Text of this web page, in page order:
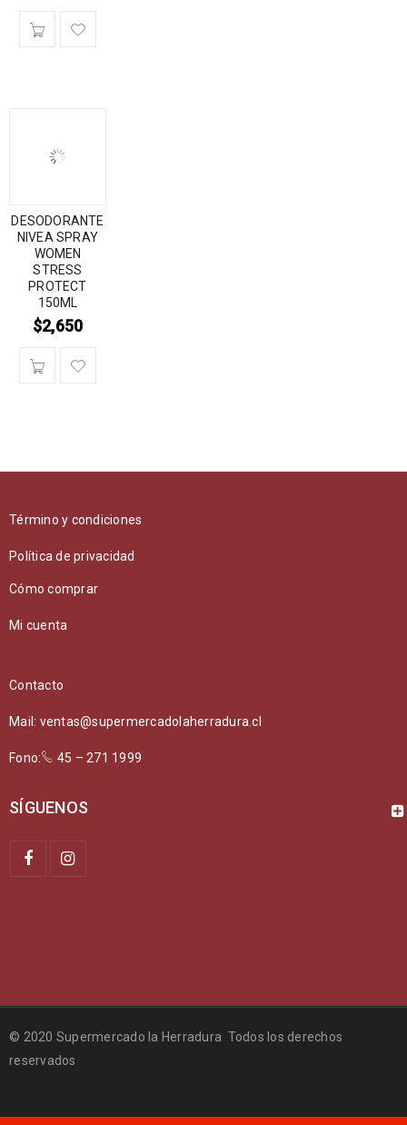
DESODORANTE
NIVEA SPRAY
WOMEN
STRESS
PROTECT
150ML
$2,650
Término y condiciones
Política de privacidad
Cómo comprar
Mi cuenta
Contacto
Mail: ventas@supermercadolaherradura.cl
Fono: 45 – 271 1999
SÍGUENOS
© 2020 Supermercado la Herradura Todos los derechos
reservados